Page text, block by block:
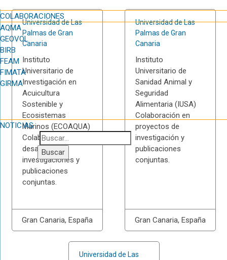
COLABORACIONES
AQMA
GEOVOL
BIRB
FEAM
FIMATA
GIRMA
NOTICIAS
Universidad de Las
Palmas de Gran
Canaria
Instituto
Universitario de
Investigación en
Acuicultura
Sostenible y
Ecosistemas
Marinos (ECOAQUA)
Colaboración en
desarrollo de
investigaciones y
publicaciones
conjuntas.
Gran Canaria, España
Universidad de Las
Palmas de Gran
Canaria
Instituto
Universitario de
Sanidad Animal y
Seguridad
Alimentaria (IUSA)
Colaboración en
proyectos de
investigación y
publicaciones
conjuntas.
Gran Canaria, España
Universidad de Las